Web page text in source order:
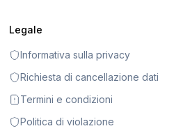
Legale
Informativa sulla privacy
Richiesta di cancellazione dati
Termini e condizioni
Politica di violazione